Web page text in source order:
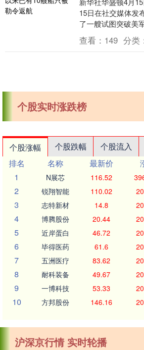
15日在社交媒体发
了一艘试图突破美
迫使该船掉头返回
挂伊朗国....
查看： 149 分类
个股实时涨跌榜
个股涨幅 个股跌幅 个股流入
排名
名称 最新价
1
N展芯 116.52
2 锐翔智能 110.02
3 志特新材 14.8
4 博腾股份 20.44
5 近岸蛋白 46.72
6 毕得医药 61.6
7 五洲医疗 83.62
8 耐科装备 49.67
9 一博科技 53.33
10 方邦股份 146.16
沪深京行情 实时轮播